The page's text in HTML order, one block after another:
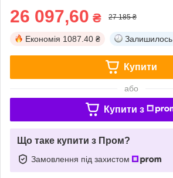
26 097,60 ₴ 27 185 ₴
Економія 1087.40 ₴ Залишилось
Купити
або
Купити з
Що таке купити з Пром?
Замовлення під захистом